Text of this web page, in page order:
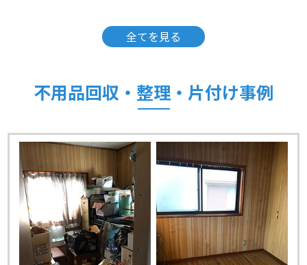
全てを見る
不用品回収・整理・片付け事例